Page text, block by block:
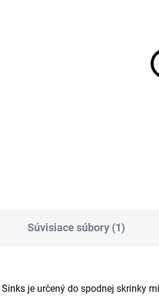
Súvisiace súbory (1)
Sinks je určený do spodnej skrinky